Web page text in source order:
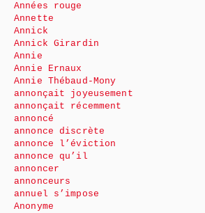
Années rouge
Annette
Annick
Annick Girardin
Annie
Annie Ernaux
Annie Thébaud-Mony
annonçait joyeusement
annonçait récemment
annoncé
annonce discrète
annonce l’éviction
annonce qu’il
annoncer
annonceurs
annuel s’impose
Anonyme